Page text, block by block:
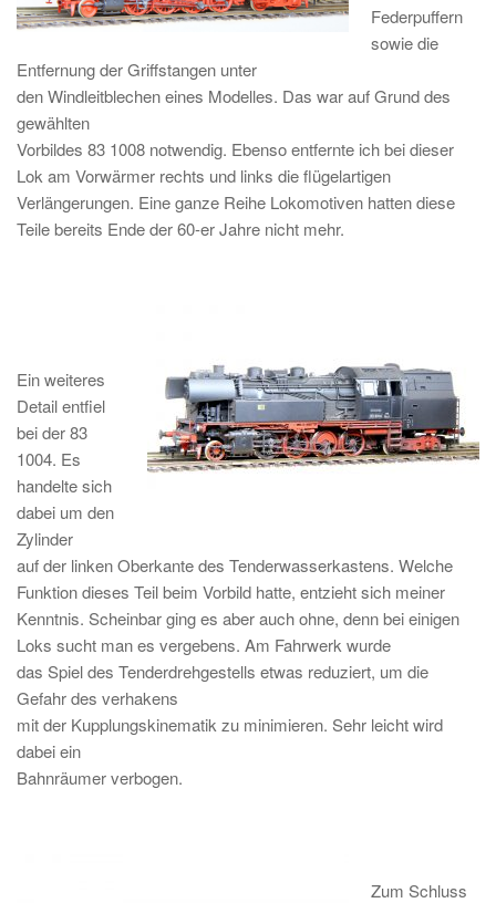
Federpuffern
sowie die
Entfernung der Griffstangen unter
den Windleitblechen eines Modelles. Das war auf Grund des
gewählten
Vorbildes 83 1008 notwendig. Ebenso entfernte ich bei dieser
Lok am Vorwärmer rechts und links die flügelartigen
Verlängerungen. Eine ganze Reihe Lokomotiven hatten diese
Teile bereits Ende der 60-er Jahre nicht mehr.
Einweiteres
Detail entfiel
bei der 83
1004. Es
handelte sich
dabei um den
Zylinder
auf der linken Oberkante des Tenderwasserkastens. Welche
Funktion dieses Teil beim Vorbild hatte, entzieht sich meiner
Kenntnis. Scheinbar ging es aberauch ohne, denn bei einigen
Loks sucht man es vergebens. Am Fahrwerk wurde
das Spiel des Tenderdrehgestells etwas reduziert, um die
Gefahr des verhakens
mit der Kupplungskinematik zu minimieren. Sehr leicht wird
dabei ein
Bahnräumer verbogen.
Zum Schluss